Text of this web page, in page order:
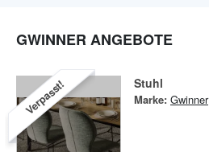
GWINNER ANGEBOTE
Verpasst! Stuhl
Marke: Gwinner